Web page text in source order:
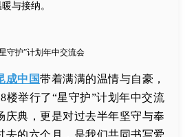
与接纳。
守护”计划年中交流会
成中国带着满满的温情与自豪，
楼举行了“星守护”计划年中交流
庆典，更是对过去半年坚守与奉